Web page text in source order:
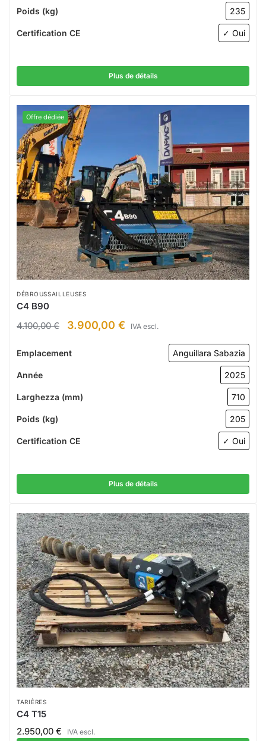
Poids (kg) 235
Certification CE ✓ Oui
Plus de détails
Offre dédiée
DÉBROUSSAILLEUSES
C4 B90
4.100,00€ 3.900,00 € IVA escl.
Emplacement Anguillara Sabazia
Année 2025
Larghezza (mm) 710
Poids (kg) 205
Certification CE ✓ Oui
Plus de détails
TARIÈRES
C4 T15
2.950,00 €
IVA escl.